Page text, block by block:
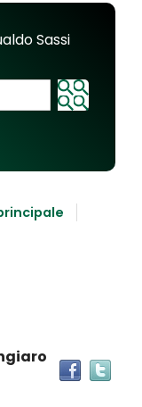
Sassi
Romualdo